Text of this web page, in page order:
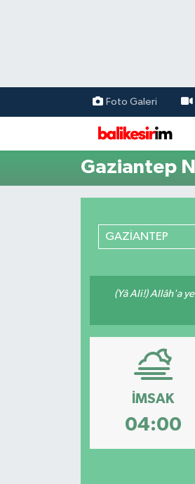
Foto Galeri
Gaziantep
GAZİANTEP
(Yâ Ali!) Allâh'a
İMSAK
04:00